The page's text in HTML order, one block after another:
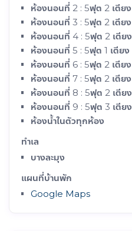
ห้องนอนที่ 2 : 5ฟุต 2 เตียง
ห้องนอนที่ 3 : 5ฟุต 2 เตียง
ห้องนอนที่ 4 : 5ฟุต 2 เตียง
ห้องนอนที่ 5 : 5ฟุต 1 เตียง
ห้องนอนที่ 6 : 5ฟุต 2 เตียง
ห้องนอนที่ 7 : 5ฟุต 2 เตียง
ห้องนอนที่ 8 : 5ฟุต 2 เตียง
ห้องนอนที่ 9 : 5ฟุต 3 เตียง
ห้องน้ำในตัวทุกห้อง
ทำเล
บางละมุง
แผนที่บ้านพัก
Google Maps